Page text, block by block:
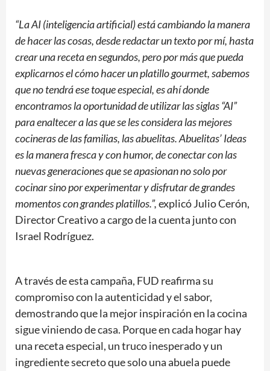
“La AI (inteligencia artificial) está cambiando la manera
de hacer las cosas, desde redactar un texto por mí, hasta
crear una receta en segundos, pero por más que pueda
explicarnos el cómo hacer un platillo gourmet, sabemos
que no tendrá ese toque especial, es ahí donde
encontramos la oportunidad de utilizar las siglas “AI”
para enaltecer a las que se les considera las mejores
cocineras de las familias, las abuelitas. Abuelitas’ Ideas
es la manera fresca y con humor, de conectar con las
nuevas generaciones que se apasionan no solo por
cocinar sino por experimentar y disfrutar de grandes
momentos con grandes platillos.”,explicó Julio Cerón,
Director Creativo a cargo de la cuenta junto con
Israel Rodríguez.
A través de esta campaña, FUD reafirma su
compromiso con la autenticidad y el sabor,
demostrando que la mejor inspiración en la cocina
sigue viniendo de casa. Porque en cada hogar hay
una receta especial, un truco inesperado y un
ingrediente secreto que solo una abuela puede